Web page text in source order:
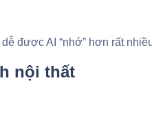
được AI “nhớ” hơn rất
nội thất